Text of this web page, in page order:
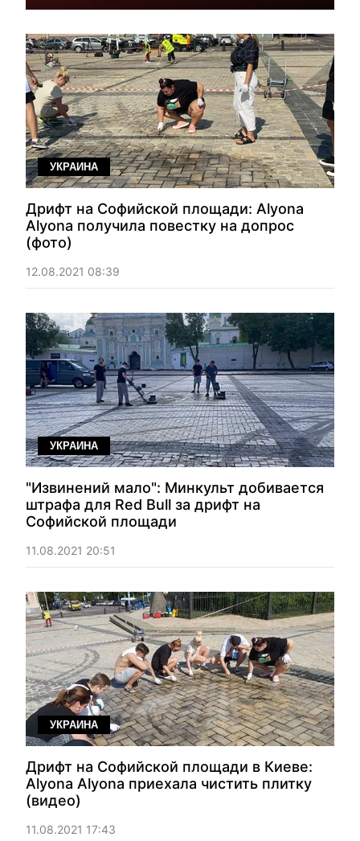
УКРАИНА
Дрифт на Софийской площади: Alyona
Alyona получила повестку на допрос
(фото)
12.08.2021 08:39
УКРАИНА
"Извинений мало": Минкульт добивается
штрафа для Red Bull за дрифт на
Софийской площади
11.08.2021 20:51
УКРАИНА
Дрифт на Софийской площади в Киеве:
Alyona Alyona приехала чистить плитку
(видео)
11.08.2021 17:43